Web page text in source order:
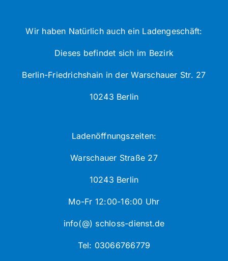
Wir haben Natürlich auch ein Ladengeschäft:
Dieses befindet sich im Bezirk
Berlin-Friedrichshain in der Warschauer Str. 27
10243 Berlin
Ladenöffnungszeiten:
Warschauer Straße 27
10243 Berlin
Mo-Fr 12:00-16:00 Uhr
info(@) schloss-dienst.de
Tel: 03066766779